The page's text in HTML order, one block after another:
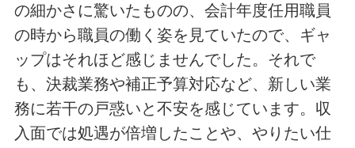
の細かさに驚いたものの、会計年度任用職員
の時から職員の働く姿を見ていたので、ギャ
ップはそれほど感じませんでした。それで
も、決裁業務や補正予算対応など、新しい業
務に若干の戸惑いと不安を感じています。収
入面では処遇が倍増したことや、やりたい仕